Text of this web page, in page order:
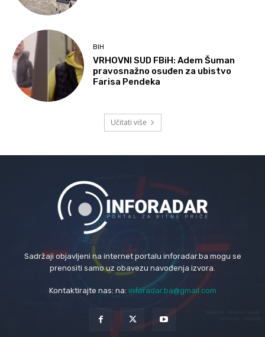
BIH
VRHOVNI SUD FBiH: Adem Šuman
pravosnažno osuđen za ubistvo
Farisa Pendeka
Učitati više
Sadržaji objavljeni na internet portalu inforadar.ba mogu se
prenositi samo uz obavezu navođenja izvora.
Kontaktirajte nas: na: inforadar.ba@gmail.com